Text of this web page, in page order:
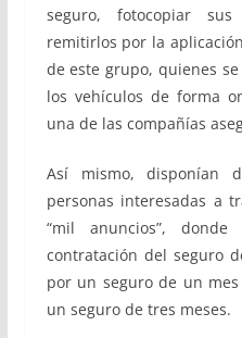
seguro, fotocopiar
remitirlos por la
de este grupo, quienes
los vehículos de forma
una de las compañías
Así mismo, disponían
personas interesadas a
“mil anuncios”,
contratación del seguro
por un seguro de un
un seguro de tres meses.